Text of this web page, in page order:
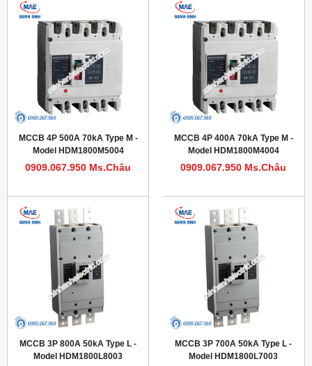
MCCB 4P 500A 70kA Type M -
Model HDM1800M5004
0909.067.950 Ms.Châu
MCCB 4P 400A 70kA Type M -
Model HDM1800M4004
0909.067.950 Ms.Châu
MCCB 3P 800A 50kA Type L -
Model HDM1800L8003
MCCB 3P 700A 50kA Type L -
Model HDM1800L7003